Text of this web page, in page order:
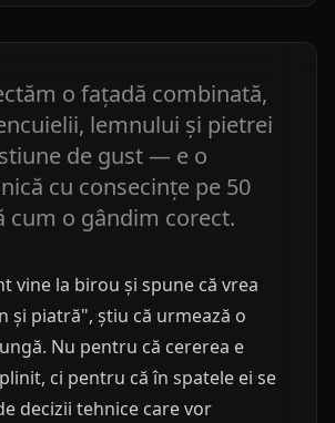
o fațadă combinată,
lemnului și pietrei
de gust — e o
cu consecințe pe 50
cum o gândim corect.
vine la birou și spune că vrea
și piatră", știu că urmează o
Nu pentru că cererea e
ci pentru că în spatele ei se
decizii tehnice care vor